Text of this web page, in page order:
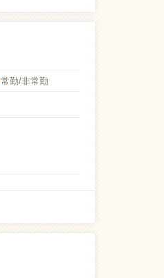
常勤/非常勤